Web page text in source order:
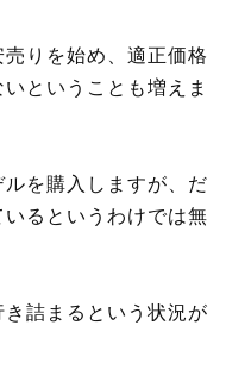
りを始め、適正価格
ということも増えま
を購入しますが、だ
るというわけでは無
詰まるという状況が